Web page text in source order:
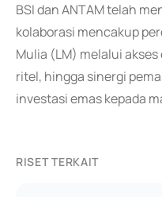
BSI dan ANTAM telah
kolaborasi mencakup
Mulia (LM) melalui
ritel, hingga sinergi
investasi emas kepada
RISET TERKAIT